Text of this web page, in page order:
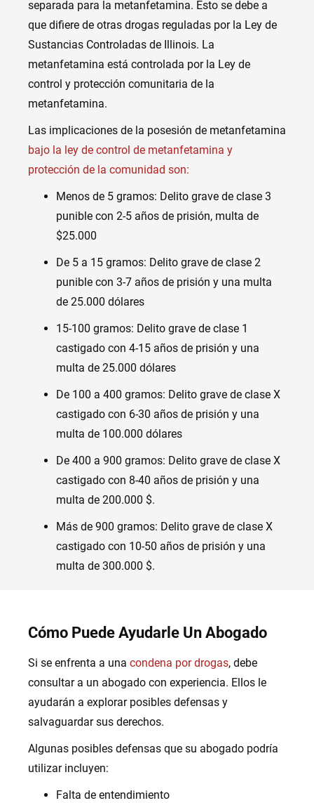
separada para la metanfetamina. Esto se debe a
que difiere de otras drogas reguladas por la Ley de
Sustancias Controladas de Illinois. La
metanfetamina está controlada por la Ley de
control y protección comunitaria de la
metanfetamina.
Las implicaciones de la posesión de metanfetamina
bajo la ley de control de metanfetamina y
protección de la comunidad son:
Menos de 5 gramos: Delito grave de clase 3
punible con 2-5 años de prisión, multa de
$25.000
De 5 a 15 gramos: Delito grave de clase 2
punible con 3-7 años de prisión y una multa
de 25.000 dólares
15-100 gramos: Delito grave de clase 1
castigado con 4-15 años de prisión y una
multa de 25.000 dólares
De 100 a 400 gramos: Delito grave de clase X
castigado con 6-30 años de prisión y una
multa de 100.000 dólares
De 400 a 900 gramos: Delito grave de clase X
castigado con 8-40 años de prisión y una
multa de 200.000 $.
Más de 900 gramos: Delito grave de clase X
castigado con 10-50 años de prisión y una
multa de 300.000 $.
Cómo Puede Ayudarle Un Abogado
Si se enfrenta a una condena por drogas, debe
consultar a un abogado con experiencia. Ellos le
ayudarán a explorar posibles defensas y
salvaguardar sus derechos.
Algunas posibles defensas que su abogado podría
utilizar incluyen:
Falta de entendimiento